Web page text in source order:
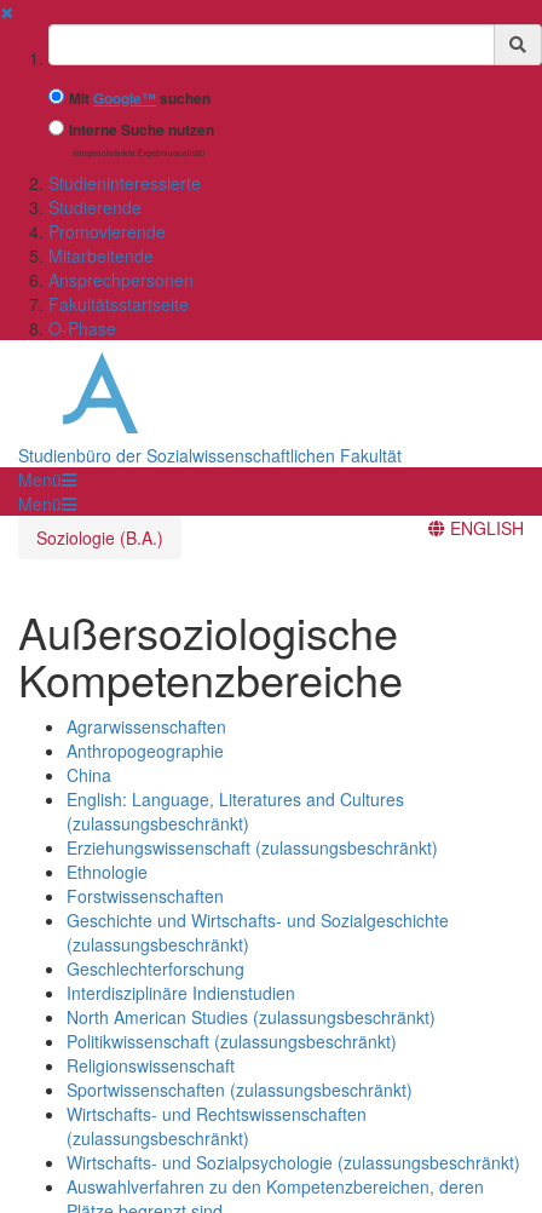
✖
Suchbegriff
MitGoogle™ suchen
Interne Suche nutzen
(eingeschränkte Ergebnisqualität)
Studieninteressierte
Studierende
Promovierende
Mitarbeitende
Ansprechpersonen
Fakultätsstartseite
O-Phase
Studienbüro der Sozialwissenschaftlichen Fakultät
Menü
Menü
Soziologie (B.A.)
ENGLISH
Außersoziologische
Kompetenzbereiche
Agrarwissenschaften
Anthropogeographie
China
English: Language, Literatures and Cultures
(zulassungsbeschränkt)
Erziehungswissenschaft (zulassungsbeschränkt)
Ethnologie
Forstwissenschaften
Geschichte und Wirtschafts- und Sozialgeschichte
(zulassungsbeschränkt)
Geschlechterforschung
Interdisziplinäre Indienstudien
North American Studies (zulassungsbeschränkt)
Politikwissenschaft (zulassungsbeschränkt)
Religionswissenschaft
Sportwissenschaften (zulassungsbeschränkt)
Wirtschafts- und Rechtswissenschaften
(zulassungsbeschränkt)
Wirtschafts- und Sozialpsychologie (zulassungsbeschränkt)
Auswahlverfahren zu den Kompetenzbereichen, deren